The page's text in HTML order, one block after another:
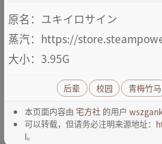
原名：ユキイロサイン
蒸汽：https://
大小：3.95G
后辈 校园 青梅竹马
本页面内容由 宅方社 的用户 wszgank
可以转载，但请务必注明来源地址：
l。